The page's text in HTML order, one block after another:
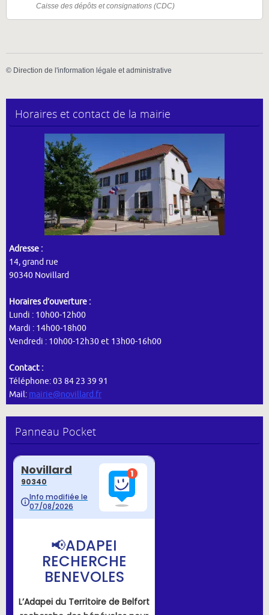
Caisse des dépôts et consignations (CDC)
© Direction de l'information légale et administrative
Horaires et contact de la mairie
Adresse :
14, grand rue
90340 Novillard
Horaires d’ouverture :
Lundi : 10h00-12h00
Mardi : 14h00-18h00
Vendredi : 10h00-12h30 et 13h00-16h00
Contact :
Téléphone: 03 84 23 39 91
Mail: mairie@novillard.fr
Panneau Pocket